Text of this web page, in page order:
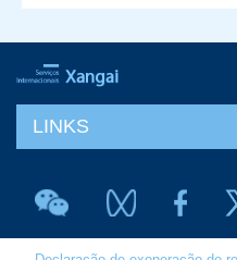
LINKS